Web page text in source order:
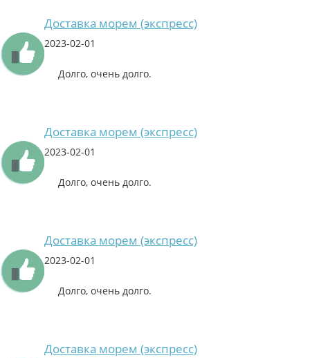
Доставка морем (экспресс)
2023-02-01
Долго, очень долго.
Доставка морем (экспресс)
2023-02-01
Долго, очень долго.
Доставка морем (экспресс)
2023-02-01
Долго, очень долго.
Доставка морем (экспресс)